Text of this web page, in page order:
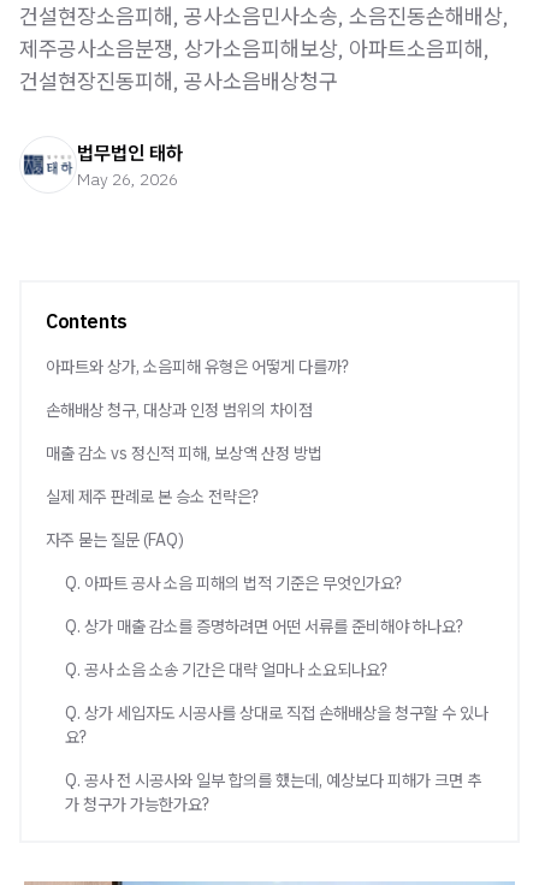
건설현장소음피해, 공사소음민사소송, 소음진동손해배상,
제주공사소음분쟁, 상가소음피해보상, 아파트소음피해,
건설현장진동피해, 공사소음배상청구
법무법인 태하
May 26, 2026
Contents
아파트와 상가, 소음피해 유형은 어떻게 다를까?
손해배상 청구, 대상과 인정 범위의 차이점
매출 감소 vs 정신적 피해, 보상액 산정 방법
실제 제주 판례로 본 승소 전략은?
자주 묻는 질문 (FAQ)
Q. 아파트 공사 소음 피해의 법적 기준은 무엇인가요?
Q. 상가 매출 감소를 증명하려면 어떤 서류를 준비해야 하나요?
Q. 공사 소음 소송 기간은 대략 얼마나 소요되나요?
Q. 상가 세입자도 시공사를 상대로 직접 손해배상을 청구할 수 있나
요?
Q. 공사 전 시공사와 일부 합의를 했는데, 예상보다 피해가 크면 추
가 청구가 가능한가요?